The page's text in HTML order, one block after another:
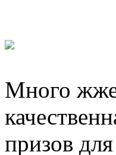
Много
призов